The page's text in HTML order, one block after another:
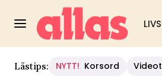
Lästips: NYTT! Korsord